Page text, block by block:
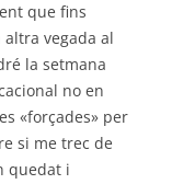
que fins
altra vegada al
la setmana
no en
«forçades» per
si me trec de
quedat i